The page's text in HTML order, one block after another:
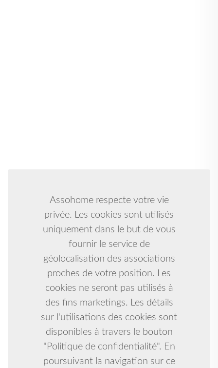
Assohome respecte votre vie
privée. Les cookies sont utilisés
uniquement dans le but de vous
fournir le service de
géolocalisation des associations
proches de votre position. Les
cookies ne seront pas utilisés à
des fins marketings. Les détails
sur l'utilisations des cookies sont
disponibles à travers le bouton
"Politique de confidentialité". En
poursuivant la navigation sur ce